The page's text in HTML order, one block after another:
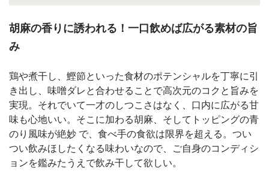
胡麻の香りに誘われる！一口飲めば広がる素材の旨
み
鶏や煮干し、鰹節といった食材のポテンシャルを丁寧に引
き出し、味噌ダレと合わせることで高次元のコクと旨みを
実現。それでいて一才のしつこさはなく、口内に広がる甘
味も心地いい。そこに加わる胡麻、そしてトッピングの青
のり風味が絶妙 で、食べ手の食欲は限界を超える。つい
つい飲みほしたくなる味わいなので、ご自身のコンディシ
ョンを鑑みたうえで飲み干して欲しい。